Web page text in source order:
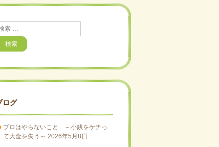
ログ
プロはやらないこと ～小銭をケチっ
て大金を失う～ 2026年5月8日